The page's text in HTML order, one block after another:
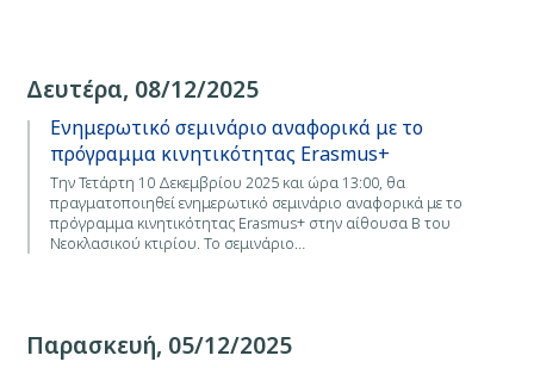
Δευτέρα, 08/12/2025
Ενημερωτικό σεμινάριο αναφορικά με το
πρόγραμμα κινητικότητας Erasmus+
Την Τετάρτη 10 Δεκεμβρίου 2025 και ώρα 13:00, θα
πραγματοποιηθεί ενημερωτικό σεμινάριο αναφορικά με το
πρόγραμμα κινητικότητας Erasmus+ στην αίθουσα Β του
Νεοκλασικού κτιρίου. Το σεμινάριο…
Παρασκευή, 05/12/2025